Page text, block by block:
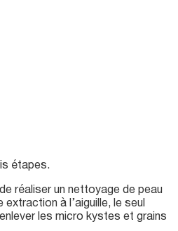
étapes.
réaliser un nettoyage de peau
à l’aiguille, le seul
les micro kystes et grains